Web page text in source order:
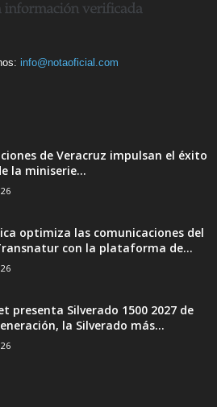
info@notaoficial.com
de Veracruz impulsan el éxito
la miniserie...
optimiza las comunicaciones del
con la plataforma de...
presenta Silverado 1500 2027 de
la Silverado más...